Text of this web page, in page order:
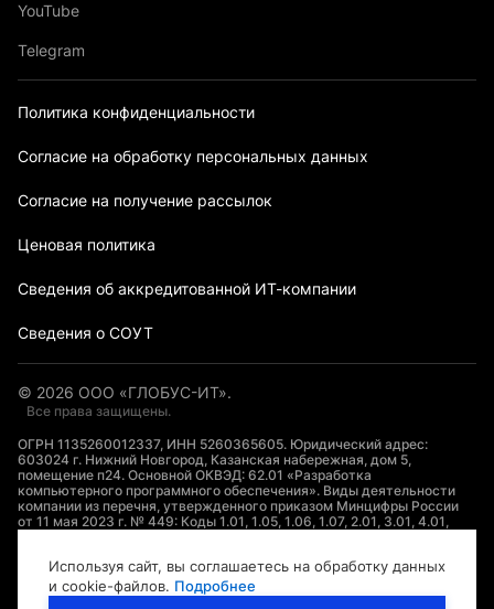
YouTube
Telegram
Политика конфиденциальности
Согласие на обработку персональных данных
Согласие на получение рассылок
Ценовая политика
Сведения об аккредитованной ИТ-компании
Сведения о СОУТ
© 2026 ООО «ГЛОБУС-ИТ».
Все права защищены.
ОГРН 1135260012337, ИНН 5260365605. Юридический адрес:
603024 г. Нижний Новгород, Казанская набережная, дом 5,
помещение п24. Основной ОКВЭД: 62.01 «Разработка
компьютерного программного обеспечения». Виды деятельности
компании из перечня, утвержденного приказом Минцифры России
от 11 мая 2023 г. № 449: Коды 1.01, 1.05, 1.06, 1.07, 2.01, 3.01, 4.01,
Логотип ООО «ГЛОБУС-ИТ» является охраняемым коммерческим
обозначением по смыслу ст.1538 ГК РФ. Вся информация,
Используя сайт, вы соглашаетесь на обработку данных
и cookie-файлов. Подробнее